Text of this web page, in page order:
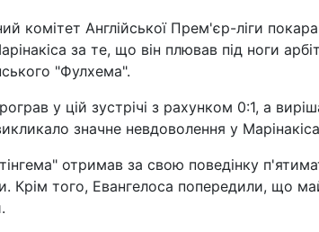
комітет Англійської Прем'єр-ліги
за те, що він плював під ноги
"Фулхема".
у цій зустрічі з рахунком 0:1, а
значне невдоволення у
отримав за свою поведінку
Крім того, Евангелоса попередили, що